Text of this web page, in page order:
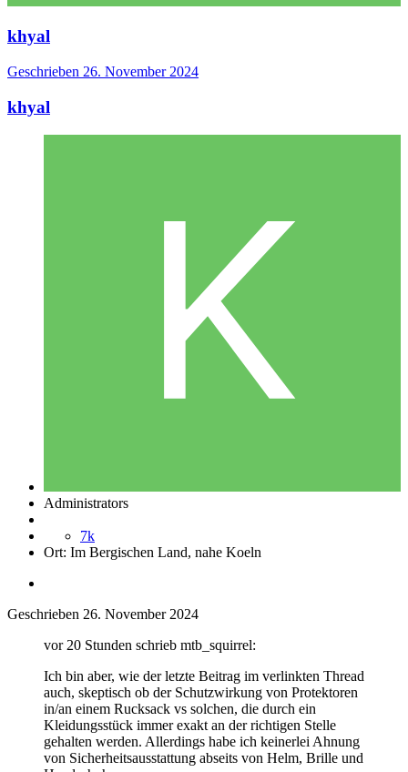
khyal
Geschrieben 26. November 2024
khyal
Administrators
7k
Ort: Im Bergischen Land, nahe Koeln
Geschrieben 26. November 2024
vor 20 Stunden schrieb mtb_squirrel:
Ich bin aber, wie der letzte Beitrag im verlinkten Thread
auch, skeptisch ob der Schutzwirkung von Protektoren
in/an einem Rucksack vs solchen, die durch ein
Kleidungsstück immer exakt an der richtigen Stelle
gehalten werden. Allerdings habe ich keinerlei Ahnung
von Sicherheitsausstattung abseits von Helm, Brille und